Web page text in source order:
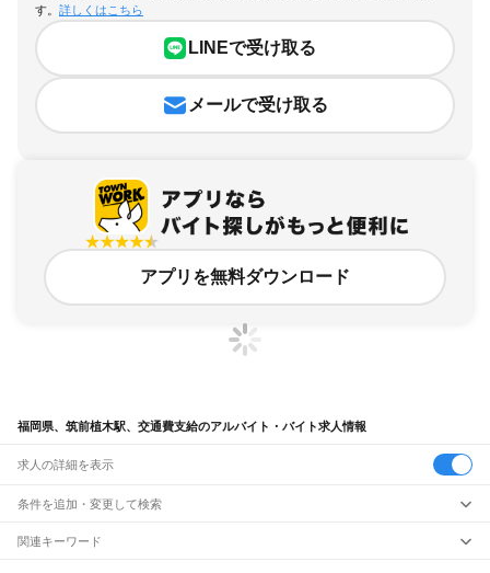
す。 詳しくはこちら
LINEで受け取る
メールで受け取る
アプリを無料ダウンロード
福岡県、筑前植木駅、交通費支給のアルバイト・バイト求人情報
求人の詳細を表示
条件を追加・変更して検索
市区町村を追加・変更
関連キーワード